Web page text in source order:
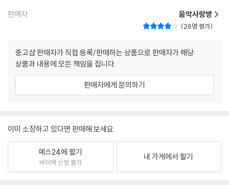
판매자 음악사랑방
26명 평가
중고샵 판매자가 직접 등록/판매하는 상품으로 판매자가 해당
상품과 내용에 모든 책임을 집니다.
판매자에게 문의하기
이미 소장하고 있다면 판매해 보세요.
예스24에 팔기
바이백 신청 불가
내 가게에서 팔기